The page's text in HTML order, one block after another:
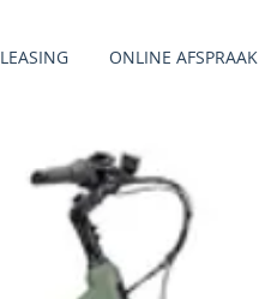
LEASING ONLINE AFSPRAAK